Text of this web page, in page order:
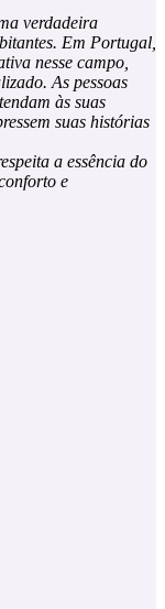
verdadeira
Em Portugal,
nesse campo,
As pessoas
às suas
suas histórias
a essência do
e